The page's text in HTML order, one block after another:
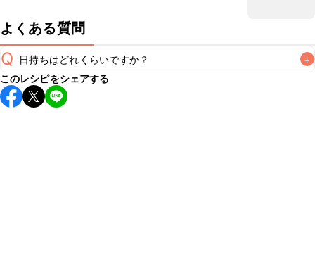
よくある質問
Q 日持ちはどれくらいですか？ +
保存期間は冷蔵で翌日中が目安です。なるべくお早めにお召
し上がりください。
このレシピをシェアする